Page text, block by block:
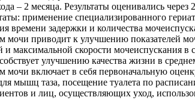
– 2 месяца. Результаты оценивались
применение специализированного
времени задержки и количества
мочи приводит к улучшению показателей
максимальной скорости мочеиспускания
улучшению качества жизни в
мочи включает в себя первоначальную
мышц таза, посещение туалета по
и лиц, осуществляющих уход,